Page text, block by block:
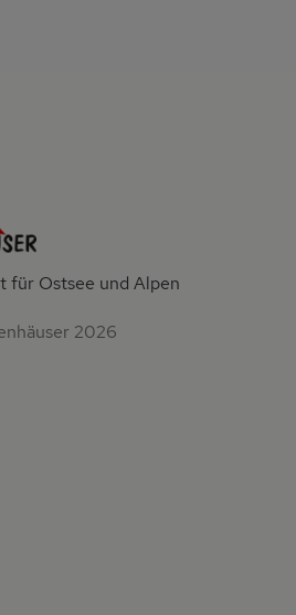
für Ostsee und Alpen
2026